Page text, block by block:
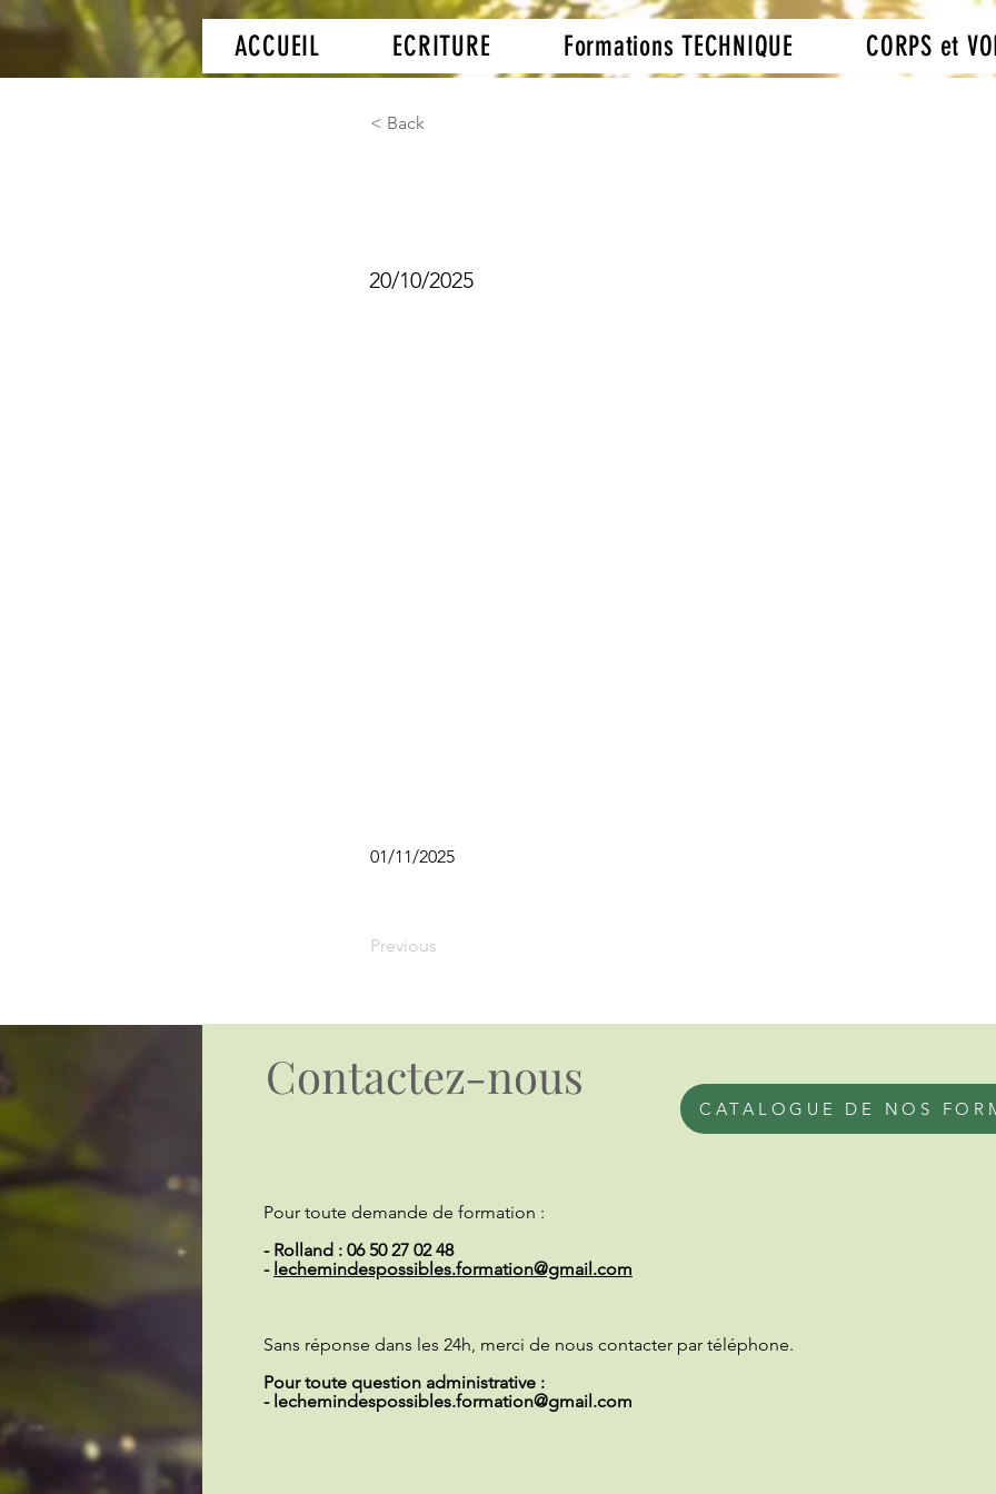
ACCUEIL ECRITURE Formations TECHNIQUE CORPS et
< Back
20/10/2025
01/11/2025
Previous
Contactez-nous
Pour toute demande de formation :
- Rolland : 06 50 27 02 48
- lechemindespossibles.formation@gmail.com
Sans réponse dans les 24h, merci de nous contacter par téléphone.
Pour toute question administrative :
- lechemindespossibles.formation@gmail.com
CATALOGUE DE NOS